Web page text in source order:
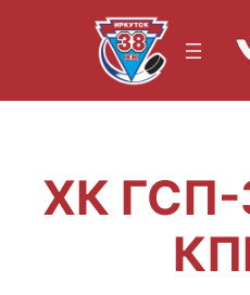
содержимому
ХК ГСП-